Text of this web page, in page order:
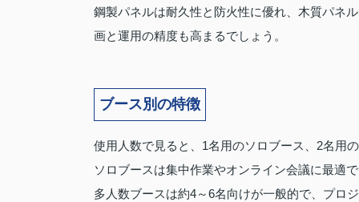
鋼製パネルは耐久性と防火性に優れ、木質パネ
画と運用の精度も高まるでしょう。
ブース別の特徴
使用人数で見ると、1名用のソロブース、2名用
ソロブースは集中作業やオンライン会議に最適
多人数ブースは約4～6名向けが一般的で、プロ